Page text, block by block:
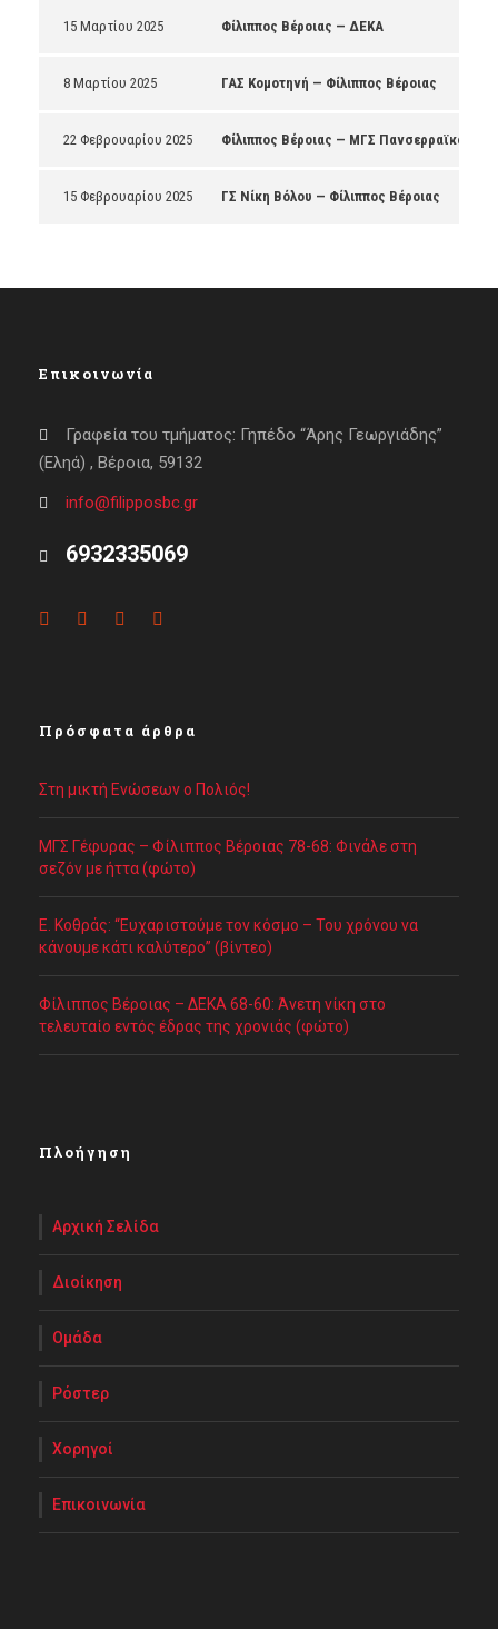
15 Μαρτίου 2025 Φίλιππος Βέροιας — ΔΕΚΑ
8 Μαρτίου 2025 ΓΑΣ Κομοτηνή — Φίλιππος Βέροιας
22 Φεβρουαρίου 2025 Φίλιππος Βέροιας — ΜΓΣ Πανσερραϊκός
15 Φεβρουαρίου 2025 ΓΣ Νίκη Βόλου — Φίλιππος Βέροιας
Επικοινωνία
Γραφεία του τμήματος: Γηπέδο “Άρης Γεωργιάδης”
(Εληά) , Βέροια, 59132
info@filipposbc.gr
6932335069
Πρόσφατα άρθρα
Στη μικτή Ενώσεων ο Πολιός!
ΜΓΣ Γέφυρας – Φίλιππος Βέροιας 78-68: Φινάλε στη
σεζόν με ήττα (φώτο)
Ε. Κοθράς: “Ευχαριστούμε τον κόσμο – Του χρόνου να
κάνουμε κάτι καλύτερο” (βίντεο)
Φίλιππος Βέροιας – ΔΕΚΑ 68-60: Άνετη νίκη στο
τελευταίο εντός έδρας της χρονιάς (φώτο)
Πλοήγηση
Αρχική Σελίδα
Διοίκηση
Ομάδα
Ρόστερ
Χορηγοί
Επικοινωνία